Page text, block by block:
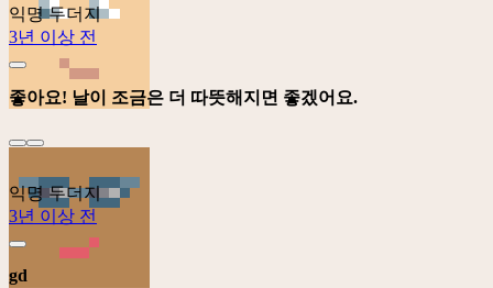
익명 두더지
3년 이상 전
좋아요! 날이 조금은 더 따뜻해지면 좋겠어요.
익명 두더지
3년 이상 전
gd